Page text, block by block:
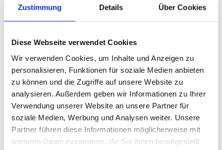
Zustimmung Details Über Cookies
Diese Webseite verwendet Cookies
Wir verwenden Cookies, um Inhalte und Anzeigen zu
personalisieren, Funktionen für soziale Medien anbieten
zu können und die Zugriffe auf unsere Website zu
analysieren. Außerdem geben wir Informationen zu Ihrer
Verwendung unserer Website an unsere Partner für
soziale Medien, Werbung und Analysen weiter. Unsere
Partner führen diese Informationen möglicherweise mit
weiteren Daten zusammen, die Sie ihnen bereitgestellt
hinter der 200 m Zeit von Magdalena Helfer mit 25,78 sec.,
Ditanz leuchtete hinter Moritz Silberbauer mit 8:50,04 min ein
Kati Auer lief die 100 m in 13,10 sec.
Vorheriger Beitrag: Jana Vogel und Kilian Schwarzensteiner
Zurück Nächster
Weiter